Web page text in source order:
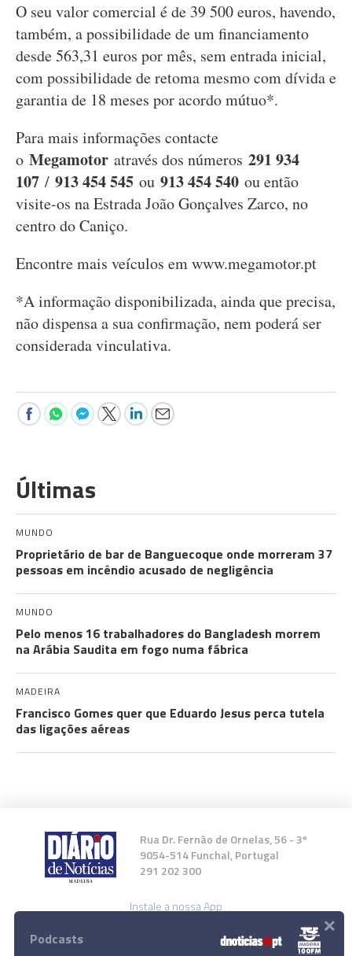
O seu valor comercial é de 39 500 euros, havendo,
também, a possibilidade de um financiamento
desde 563,31 euros por mês, sem entrada inicial,
com possibilidade de retoma mesmo com dívida e
garantia de 18 meses por acordo mútuo*.
Para mais informações contacte
o Megamotor através dos números 291 934
107 / 913 454 545 ou 913 454 540 ou então
visite-os na Estrada João Gonçalves Zarco, no
centro do Caniço.
Encontre mais veículos em www.megamotor.pt
*A informação disponibilizada, ainda que precisa,
não dispensa a sua confirmação, nem poderá ser
considerada vinculativa.
Últimas
MUNDO
Proprietário de bar de Banguecoque onde morreram 37
pessoas em incêndio acusado de negligência
MUNDO
Pelo menos 16 trabalhadores do Bangladesh morrem
na Arábia Saudita em fogo numa fábrica
MADEIRA
Francisco Gomes quer que Eduardo Jesus perca tutela
das ligações aéreas
Rua Dr. Fernão de Ornelas, 56 - 3º
9054-514 Funchal, Portugal
291 202 300
Instale a nossa App
Podcasts ×